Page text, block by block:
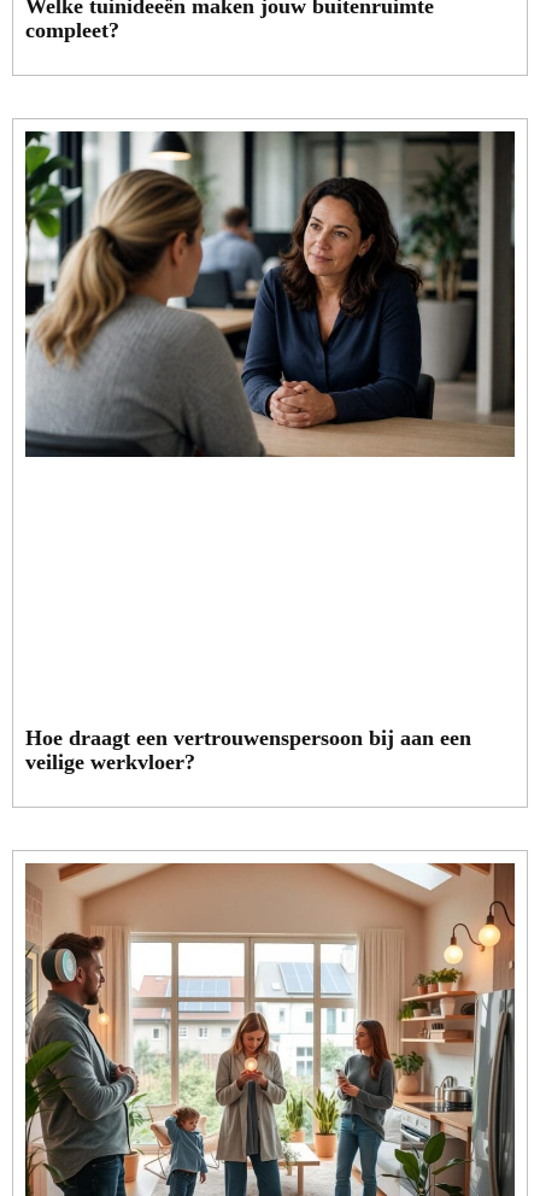
Welke tuinideeën maken jouw buitenruimte
compleet?
Hoe draagt een vertrouwenspersoon bij aan een
veilige werkvloer?